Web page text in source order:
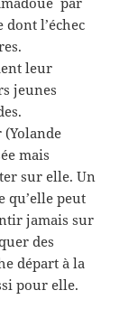
dont l’échec
leur
jeunes
mais
sur elle. Un
qu’elle peut
jamais sur
des
départ à la
pour elle.